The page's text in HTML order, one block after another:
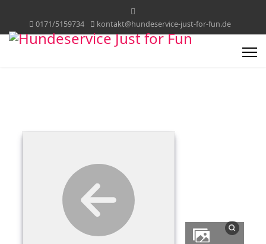
0171/5159734 kontakt@hundeservice-just-for-fun.de